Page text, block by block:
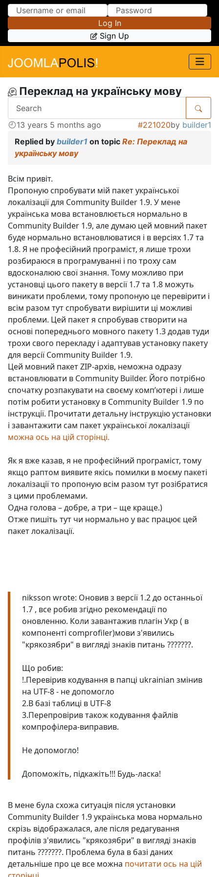
Skip to Content
Skip to Menu
Log In
Sign Up
Переклад на українську мову
13 years 5 months ago #221020by builder1
Replied by builder1 on topic Re: Переклад на
українську мову
Всім привіт.
Пропоную спробувати мій пакет української
локалізації для Community Builder 1.9. У мене
українська мова встановлюється нормально в
Community Builder 1.9, але думаю цей мовний пакет
буде нормально встановлюватися і в версіях 1.7 та
1.8. Я не професійний програміст, я лише трохи
розбираюся в програмуванні і по троху сам
вдосконалюю свої знання. Тому можливо при
установці цього пакету в версії 1.7 та 1.8 можуть
виникати проблеми, тому пропоную це перевірити і
всім разом тут спробувати вирішити ці можливі
проблеми. Цей пакет я спробував створити на
основі попереднього мовного пакету 1.3 додав туди
трохи свого перекладу і адаптував установку пакету
для версії Community Builder 1.9.
Цей мовний пакет ZIP-архів, неможна одразу
встановлювати в Community Builder. Його потрібно
спочатку розпакувати на своєму комп’ютері і лише
потім робити установку в Community Builder 1.9 по
інструкції. Прочитати детальну інструкцію установки
і завантажити сам пакет української локалізації
можна ось на цій сторінці.
Як я вже казав, я не професійний програміст, тому
якщо раптом виявите якісь помилки в моєму пакеті
локалізації то пропоную всім разом тут розібратися
з цими проблемами.
Одна голова – добре, а три – ще краще.)
Отже пишіть тут чи нормально у вас працює цей
пакет локалізації.
niksson wrote: Оновив з версії 1.2 до останньої
1.7 , все робив згідно рекомендації по
оновленню. Коли завантажив плагін Укр ( в
компоненті comprofiler)мови з'явились
"крякозябри" в вигляді знаків питань ???????.
Що робив:
!.Перевірив кодування в папці ukrainian змінив
на UTF-8 - не допомогло
2.В базі таблиці в UTF-8
3.Перепровірив також кодування файлів
компрофілера-виправив.
Не допомогло!
Допоможіть, підкажіть!!! Будь-ласка!
В мене була схожа ситуація після установки
Community Builder 1.9 українська мова нормально
скрізь відображалася, але після редагування
профілів з'явились "крякозябри" в вигляді знаків
питань ???????. Проблема була в базі даних
детальніше про це все можна почитати ось на цій